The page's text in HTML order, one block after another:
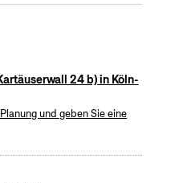
24 b) in Köln-
und geben Sie eine